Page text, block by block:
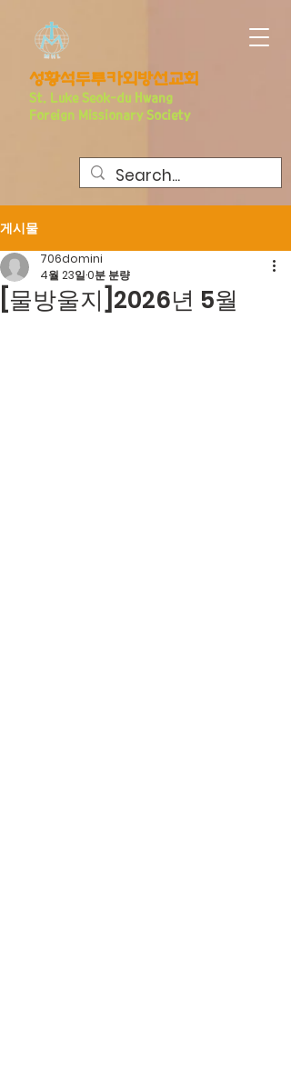
​성황석두루카외방선교회
St. Luke Seo k-du Hwang
Foreign Missionary Society
게시물
[물방울지]2026년 5월
706domini
4월 23일0분 분량